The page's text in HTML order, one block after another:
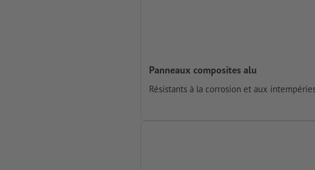
Panneaux composites alu
Résistants à la corrosion et aux